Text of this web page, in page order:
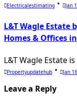
Electricalestimating Jan
L&T Wagle Estate
Homes & Offices
L&T Wagle Estate
Propertyupdatehub Jan
Leave a Reply